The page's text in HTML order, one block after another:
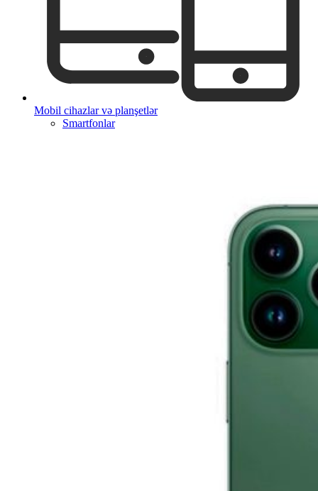
Mobil cihazlar və planşetlər
Smartfonlar